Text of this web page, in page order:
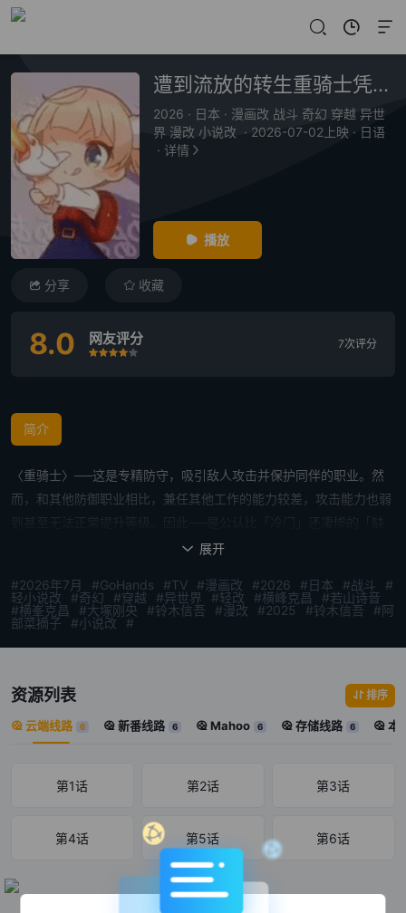
遭到流放的转生重骑士凭借游戏知识大开无双
2026 · 日本 · 漫画改 战斗 奇幻 穿越 异世
界 漫改 小说改 · 2026-07-02上映 · 日语
· 详情
播放
分享 收藏
8.0 网友评分
很差较差还行
推荐
力荐
7次评分
简介
〈重骑士〉──这是专精防守，吸引敌人攻击并保护同伴的职业。然
而，和其他防御职业相比，兼任其他工作的能力较差，攻击能力也弱
陷」职业。 埃尔玛生于代代继〈剑圣〉血脉的艾德梵伯爵家，身为继
骑士〉，不仅被夺走下任家主的位子，还惨遭流放。然而就在此时，
他找回了前世的记忆，并意识到这个世界，与他前世沉迷不已的虚拟
尔玛，决定充份活用前世的知识，在这个世界展开高效率攻略。 [简
介原文] ＜重骑士＞――それは守り特化で敌の攻撃を引き付けて味
方を守るクラスである。だが、他の防御クラスと比べても性能に応
それゆえに――”不遇”を超えた"欠陥"クラスといわれていた。 代々
ぎとして大切な仪式である＜加护の仪＞で”欠陥”クラスといわれる
＜重骑士＞を発现し、次期当主の座も夺われ不当に追放されてしま
う。しかし、その际に前世の记忆を取り戻し、この世界が生前にや
り込んでいたVR対応オンラインゲーム＜マジックワールド＞と全く
 展开
#2026年7月 #GoHands #TV #漫画改 #2026 #日本 #战斗
#
轻小说改
#奇幻 #穿越 #异世界 #轻改 #横峰克昌
#若山诗音
#横峯克昌
#大塚刚央 #铃木信吾 #漫改 #2025 #铃木信吾
#阿
部菜摘子
#小说改 #
资源列表 排序
云端线路 6 新番线路 6 Mahoo 6 存储线路 6 本
第1话 第2话 第3话
第4话 第5话 第6话